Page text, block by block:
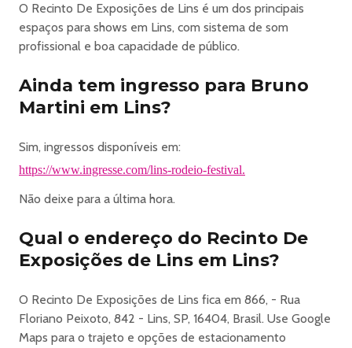
O Recinto De Exposições de Lins é um dos principais
espaços para shows em Lins, com sistema de som
profissional e boa capacidade de público.
Ainda tem ingresso para Bruno
Martini em Lins?
Sim, ingressos disponíveis em:
https://www.ingresse.com/lins-rodeio-festival.
Não deixe para a última hora.
Qual o endereço do Recinto De
Exposições de Lins em Lins?
O Recinto De Exposições de Lins fica em 866, - Rua
Floriano Peixoto, 842 - Lins, SP, 16404, Brasil. Use Google
Maps para o trajeto e opções de estacionamento